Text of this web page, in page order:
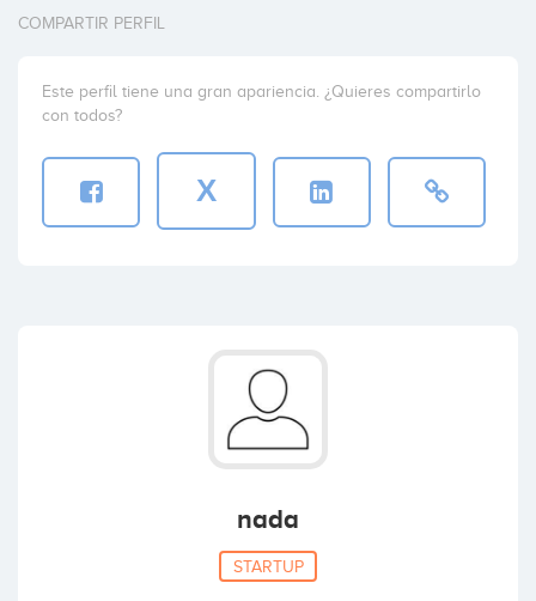
COMPARTIR PERFIL
Este perfil tiene una gran apariencia. ¿Quieres compartirlo
con todos?
X
nada
STARTUP